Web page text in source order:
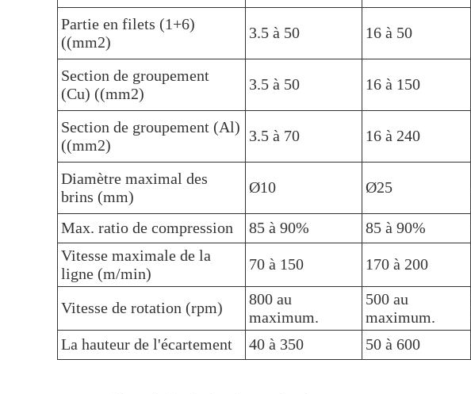
Partie en filets (1+6)
((mm2)
3.5 à 50 16 à 50
Section de groupement
(Cu) ((mm2)
3.5 à 50 16 à 150
Section de groupement (Al)
((mm2)
3.5 à 70 16 à 240
Diamètre maximal des
brins (mm)
Ø10 Ø25
Max. ratio de compression 85 à 90% 85 à 90%
Vitesse maximale de la
ligne (m/min)
70 à 150 170 à 200
Vitesse de rotation (rpm)
800 au
maximum.
500 au
maximum.
La hauteur de l'écartement
40 à 350 50 à 600